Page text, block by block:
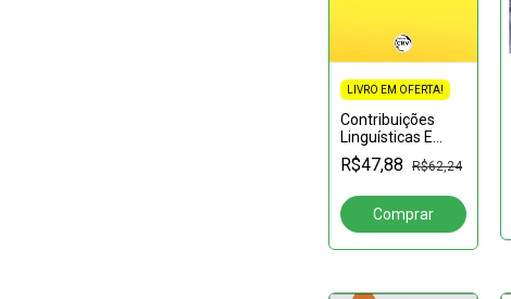
LIVRO EM OFERTA!
Contribuições
Linguísticas E
Discursivas Para
O Estudo De
Escrita
R$47,88 R$62,24